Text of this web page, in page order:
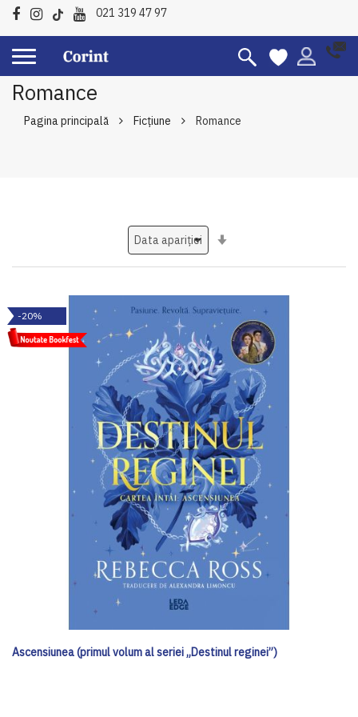
021 319 47 97
Romance
Pagina principală Ficțiune Romance
-20%
Ascensiunea (primul volum al seriei „Destinul reginei”)